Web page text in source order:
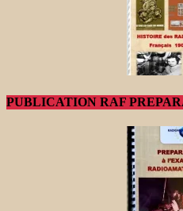
PUBLICATION RAF